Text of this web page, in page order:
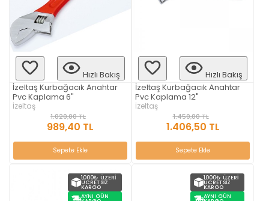
Hızlı Bakış
İzeltaş Kurbağacık Anahtar
Pvc Kaplama 6"
İzeltaş
1.020,00 TL
989,40 TL
Sepete Ekle
Hızlı Bakış
İzeltaş Kurbağacık Anahtar
Pvc Kaplama 12"
İzeltaş
1.450,00 TL
1.406,50 TL
Sepete Ekle
1000₺ ÜZERI
ÜCRETSIZ
KARGO
AYNI GÜN
1000₺ ÜZERI
ÜCRETSIZ
KARGO
AYNI GÜN